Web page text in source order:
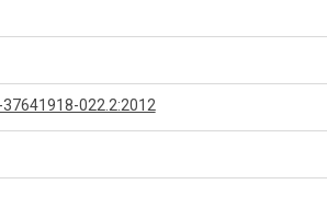
022.2:2012